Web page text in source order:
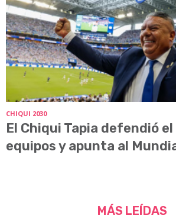
CHIQUI 2030
El Chiqui Tapia defendió
equipos y apunta al
MÁS LEÍDAS